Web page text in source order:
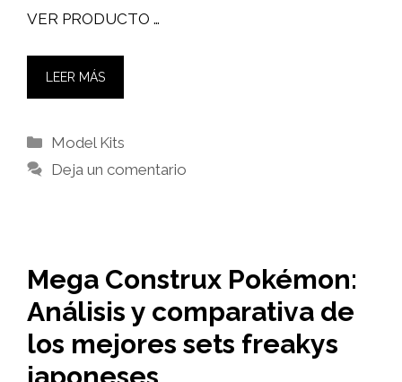
VER PRODUCTO …
LEER MÁS
Categorías
Model Kits
Deja un comentario
Mega Construx Pokémon:
Análisis y comparativa de
los mejores sets freakys